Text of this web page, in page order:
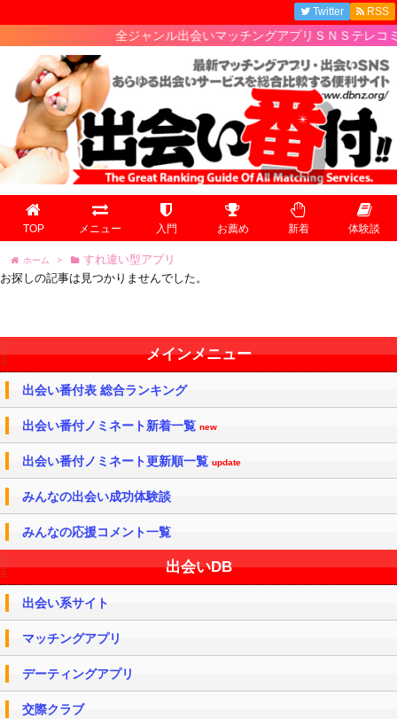
全ジャンル出会いマッチングアプリＳＮＳテレコミ
TOP メニュー 入門 お薦め 新着 体験談
Twitter RSS
ホーム >
すれ違い型アプリ
お探しの記事は見つかりませんでした。
メインメニュー
出会い番付表 総合ランキング
出会い番付ノミネート新着一覧 new
出会い番付ノミネート更新順一覧 update
みんなの出会い成功体験談
みんなの応援コメント一覧
出会いDB
出会い系サイト
マッチングアプリ
デーティングアプリ
交際クラブ